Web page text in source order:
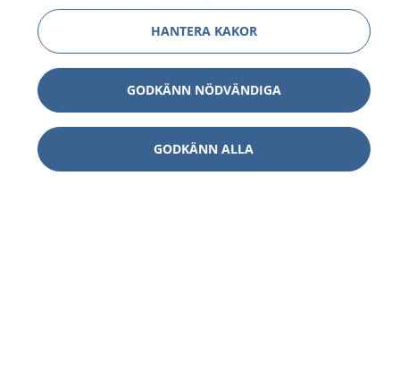
HANTERA KAKOR
GODKÄNN NÖDVÄNDIGA
GODKÄNN ALLA